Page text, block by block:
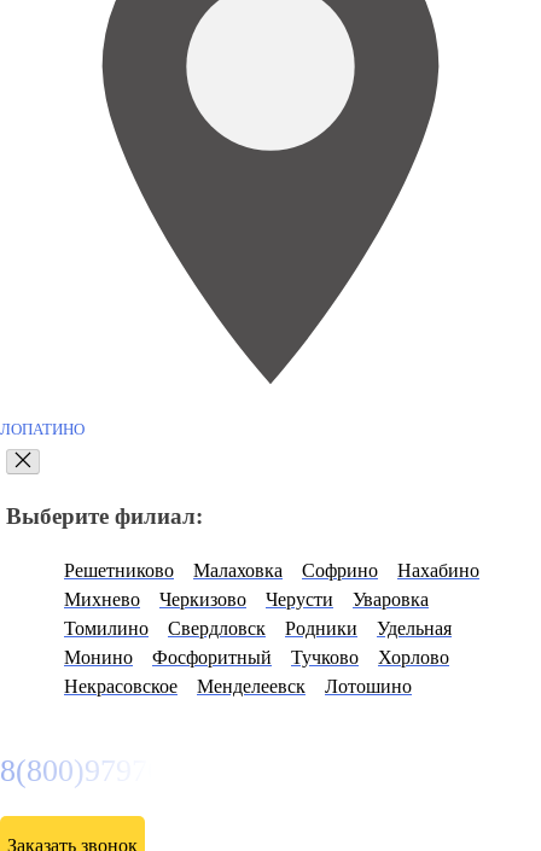
ЛОПАТИНО
Выберите филиал:
Решетниково Малаховка Софрино
Нахабино
Михнево
Черкизово Черусти
Уваровка
Томилино
Свердловск Родники
Удельная
Монино
Фосфоритный Тучково
Хорлово
Некрасовское
Менделеевск Лотошино
8(800)9797043
Заказать звонок